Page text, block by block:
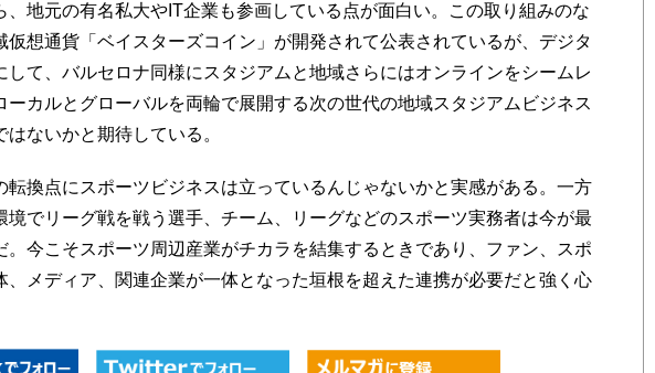
、地元の有名私大やIT企業も参画している点が面白い。この取り組みのな
仮想通貨「ベイスターズコイン」が開発されて公表されているが、デジタ
して、バルセロナ同様にスタジアムと地域さらにはオンラインをシームレ
ーカルとグローバルを両輪で展開する次の世代の地域スタジアムビジネス
はないかと期待している。
換点にスポーツビジネスは立っているんじゃないかと実感がある。一方
境でリーグ戦を戦う選手、チーム、リーグなどのスポーツ実務者は今が最
。今こそスポーツ周辺産業がチカラを結集するときであり、ファン、スポ
、メディア、関連企業が一体となった垣根を超えた連携が必要だと強く心